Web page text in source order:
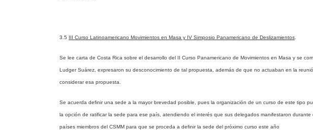
3.5 III Curso Latinoamericano Movimientos en Masa y IV Simposio Panamericano de Deslizamientos
Se lee carta de Costa Rica sobre el desarrollo del II Curso Panamericano de Movimientos en Masa y se
Ludger Suárez, expresaron su desconocimiento de tal propuesta, además de que no actuaban en la
considerar esa propuesta.
Se acuerda definir una sede a la mayor brevedad posible, pues la organización de un curso de este tipo
la opción de ratificar la sede para ese país, atendiendo el interés que sus delegados manifestaron
países miembros del CSMM para que se proceda a definir la sede del próximo curso este año